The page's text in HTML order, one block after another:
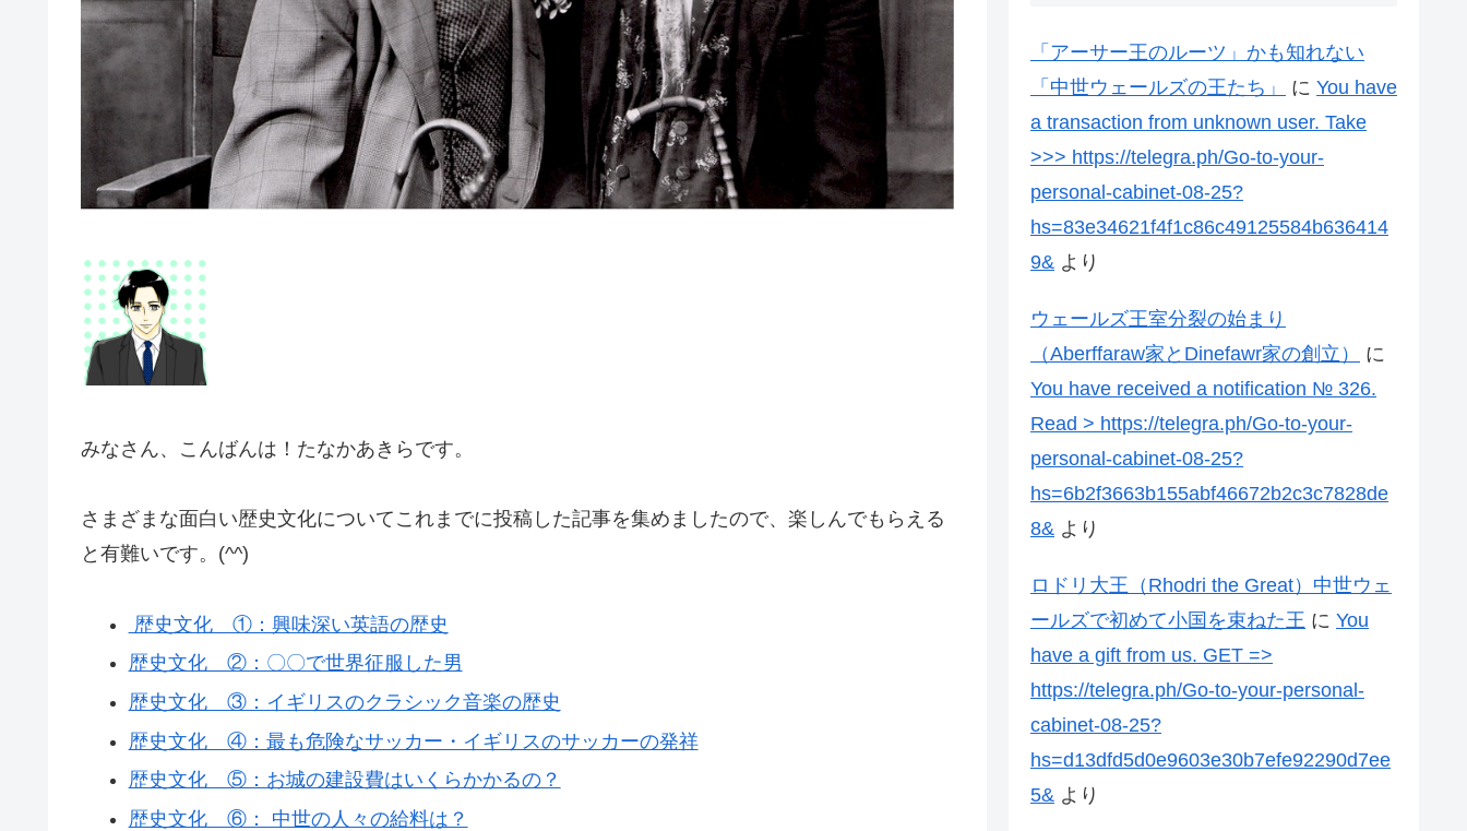
みなさん、こんばんは！たなかあきらです。
さまざまな面白い歴史文化についてこれまでに投稿した記事を集めましたので、楽しんでもらえる
と有難いです。(^^)
歴史文化 ①：興味深い英語の歴史
歴史文化 ②：〇〇で世界征服した男
歴史文化 ③：イギリスのクラシック音楽の歴史
歴史文化 ④：最も危険なサッカー・イギリスのサッカーの発祥
歴史文化 ⑤：お城の建設費はいくらかかるの？
歴史文化 ⑥： 中世の人々の給料は？
「アーサー王のルーツ」かも知れない
「中世ウェールズの王たち」
に You have
a transaction from unknown user. Take
>>> https://telegra.ph/Go-to-your-
personal-cabinet-08-25?
hs=83e34621f4f1c86c49125584b636414
9& より
ウェールズ王室分裂の始まり
（Aberffaraw家とDinefawr家の創立）
に
You have received a notification № 326.
Read > https://telegra.ph/Go-to-your-
personal-cabinet-08-25?
hs=6b2f3663b155abf46672b2c3c7828de
8& より
ロドリ大王（Rhodri the Great）中世ウェ
ールズで初めて小国を束ねた王 に You
have a gift from us. GЕТ =>
https://telegra.ph/Go-to-your-personal-
cabinet-08-25?
hs=d13dfd5d0e9603e30b7efe92290d7ee
5& より